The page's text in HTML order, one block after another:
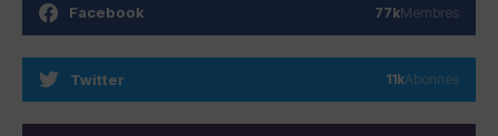
Facebook 77kMembres
Twitter 11kAbonnés